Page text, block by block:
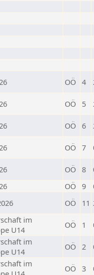
OÖ 4
OÖ 5
OÖ 6
OÖ 7
OÖ 8
OÖ 9
OÖ 11
im
U14
OÖ 1
im
U14
OÖ 2
im
OÖ 3